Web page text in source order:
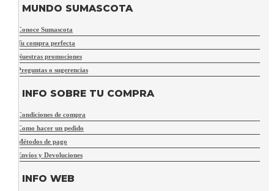
MUNDO SUMASCOTA
Conoce Sumascota
Tu compra perfecta
Nuestras promociones
Preguntas o sugerencias
INFO SOBRE TU COMPRA
Condiciones de compra
Como hacer un pedido
Métodos de pago
Envíos y Devoluciones
INFO WEB